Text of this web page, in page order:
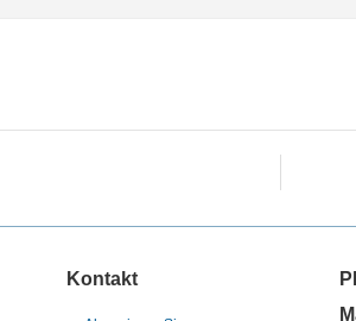
Kontakt